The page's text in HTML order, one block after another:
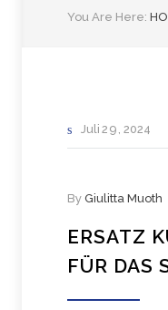
You Are Here:
Juli 29 2024
By Giulitta Muoth
ERSATZ
FÜR DAS